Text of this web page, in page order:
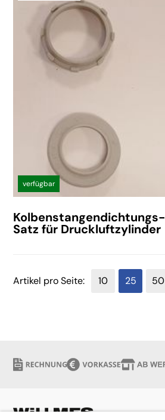
verfügbar
Kolbenstangendichtungs-
Satz für Druckluftzylinder
Artikel pro Seite: 10 25 50